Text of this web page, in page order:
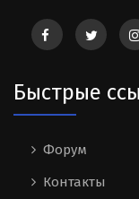
Быстрые
Форум
Контакты